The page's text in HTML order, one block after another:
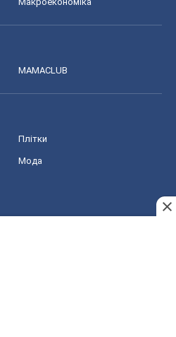
MAMACLUB
Плітки
Мода